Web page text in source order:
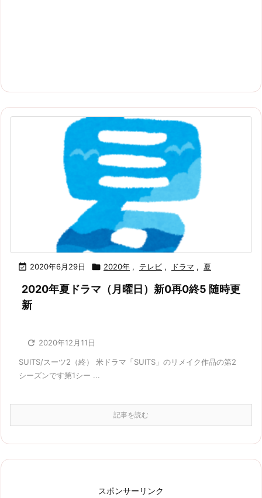
 2020年6月29日  2020年 , テレビ , ドラマ , 夏
2020年夏ドラマ（月曜日）新0再0終5 随時更
新
 2020年12月11日
SUITS/スーツ2（終） 米ドラマ「SUITS」のリメイク作品の第2
シーズンです第1シー ...
記事を読む
スポンサーリンク